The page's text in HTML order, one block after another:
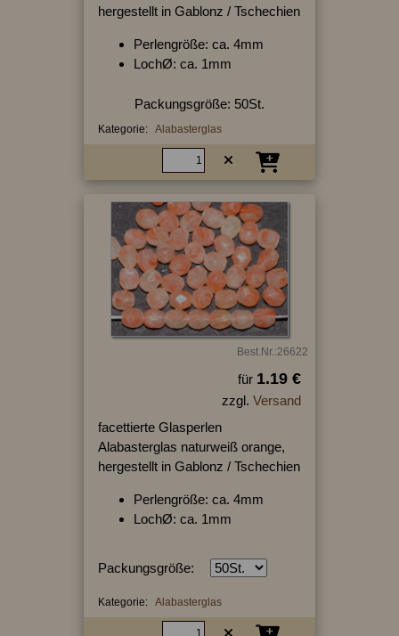
hergestellt in Gablonz / Tschechien
Perlengröße: ca. 4mm
LochØ: ca. 1mm
Packungsgröße: 50St.
Kategorie: Alabasterglas
Best.Nr.:26622
für 1.19 €
zzgl. Versand
facettierte Glasperlen
Alabasterglas naturweiß orange,
hergestellt in Gablonz / Tschechien
Perlengröße: ca. 4mm
LochØ: ca. 1mm
Packungsgröße:
Kategorie: Alabasterglas